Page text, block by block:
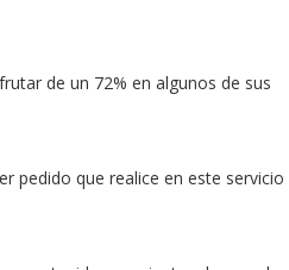
de un 72% en algunos de sus
pedido que realice en este servicio